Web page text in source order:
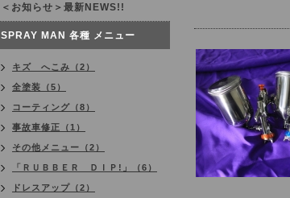
＜お知らせ＞最新NEWS!!
SPRAY MAN 各種 メニュー
キズ へこみ（2）
全塗装（5）
コーティング（8）
事故車修正（1）
その他メニュー（2）
「ＲＵＢＢＥＲ ＤＩＰ!」（6）
ドレスアップ（2）